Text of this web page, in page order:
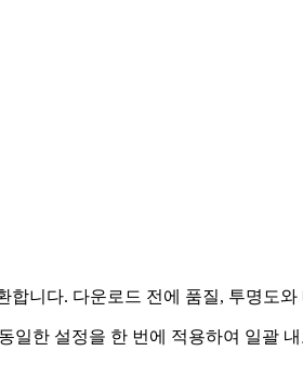
합니다. 다운로드 전에 품질, 투명도
일한 설정을 한 번에 적용하여 일괄